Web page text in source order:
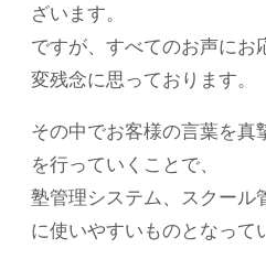
ざいます。
ですが、すべてのお声にお
変残念に思っております。
その中でお客様の言葉を真
を行っていくことで、
塾管理システム、スクール
に使いやすいものとなって